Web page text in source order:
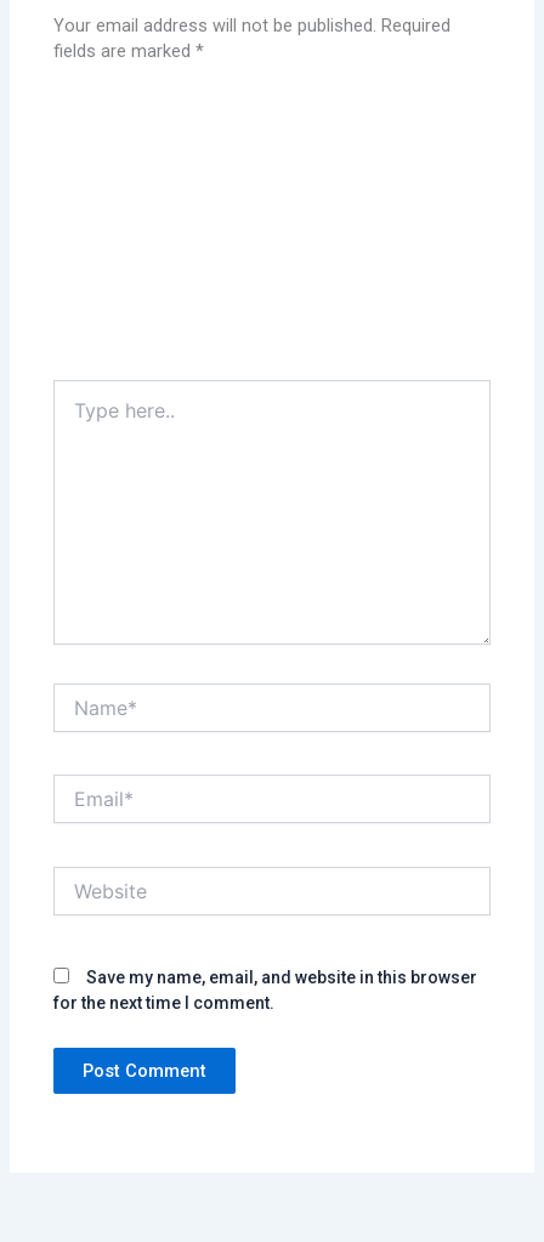
Your email address will not be published. Required
fields are marked*
here..
Save my name, email, and website in this browser
for the next time I comment.